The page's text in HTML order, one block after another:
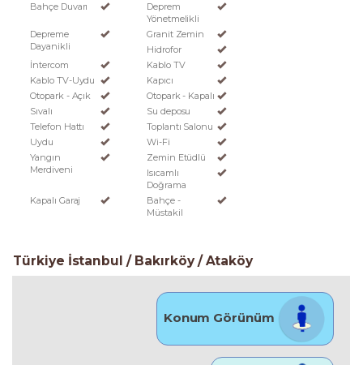
Bahçe Duvarı
Deprem
Yönetmelikli
Depreme
Dayanikli
Granit Zemin
Hidrofor
İntercom
Kablo TV
Kablo TV-Uydu
Kapıcı
Otopark - Açık
Otopark - Kapalı
Sıvalı
Su deposu
Telefon Hattı
Toplantı Salonu
Uydu
Wi-Fi
Yangın
Merdiveni
Zemin Etüdlü
Isıcamlı
Doğrama
Kapalı Garaj
Bahçe -
Müstakil
Türkiye İstanbul / Bakırköy/ Ataköy
Konum Görünüm